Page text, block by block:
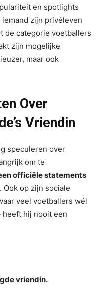
en spotlights
zijn privéleven
de categorie voetballers
zijn mogelijke
maar ook
Over
Vriendin
speculeren over
om te
officiële statements
op zijn sociale
veel voetballers wél
heeft hij nooit een
vriendin.